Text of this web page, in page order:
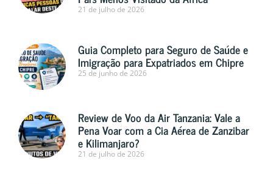
21 de julho de 2026
Guia Completo para Seguro de Saúde e
Imigração para Expatriados em Chipre
25 de junho de 2026
Review de Voo da Air Tanzania: Vale a
Pena Voar com a Cia Aérea de Zanzibar
e Kilimanjaro?
21 de julho de 2026